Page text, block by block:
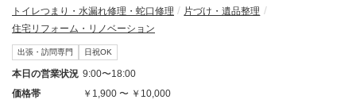
トイレつまり・水漏れ修理・蛇口修理
片づけ・遺品整理
住宅リフォーム・リノベーション
出張・訪問専門 日祝OK
本日の営業状況 9:00〜18:00
価格帯
￥1,900 〜 ￥10,000